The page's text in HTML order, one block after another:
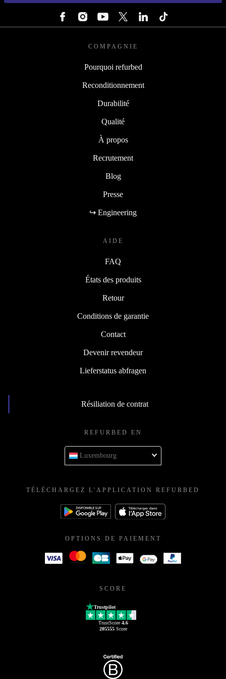
COMPAGNIE
Pourquoi refurbed
Reconditionnement
Durabilité
Qualité
À propos
Recrutement
Blog
Presse
↪ Engineering
AIDE
FAQ
États des produits
Retour
Conditions de garantie
Contact
Devenir revendeur
Lieferstatus abfragen
Résiliation de contrat
REFURBED EN
Luxembourg
TÉLÉCHARGEZ L'APPLICATION REFURBED
OPTIONS DE PAIEMENT
SCORE
Trustpilot
TrustScore 4.6
205555Score